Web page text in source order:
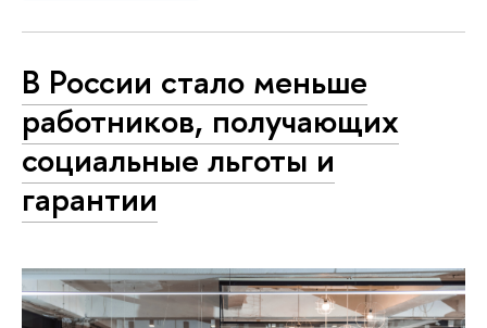
В России стало меньше
работников, получающих
социальные льготы и
гарантии